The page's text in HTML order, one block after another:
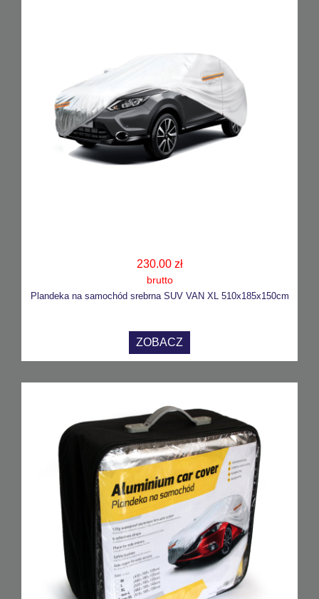
230.00 zł
brutto
Plandeka na samochód srebrna SUV VAN XL 510x185x150cm
ZOBACZ